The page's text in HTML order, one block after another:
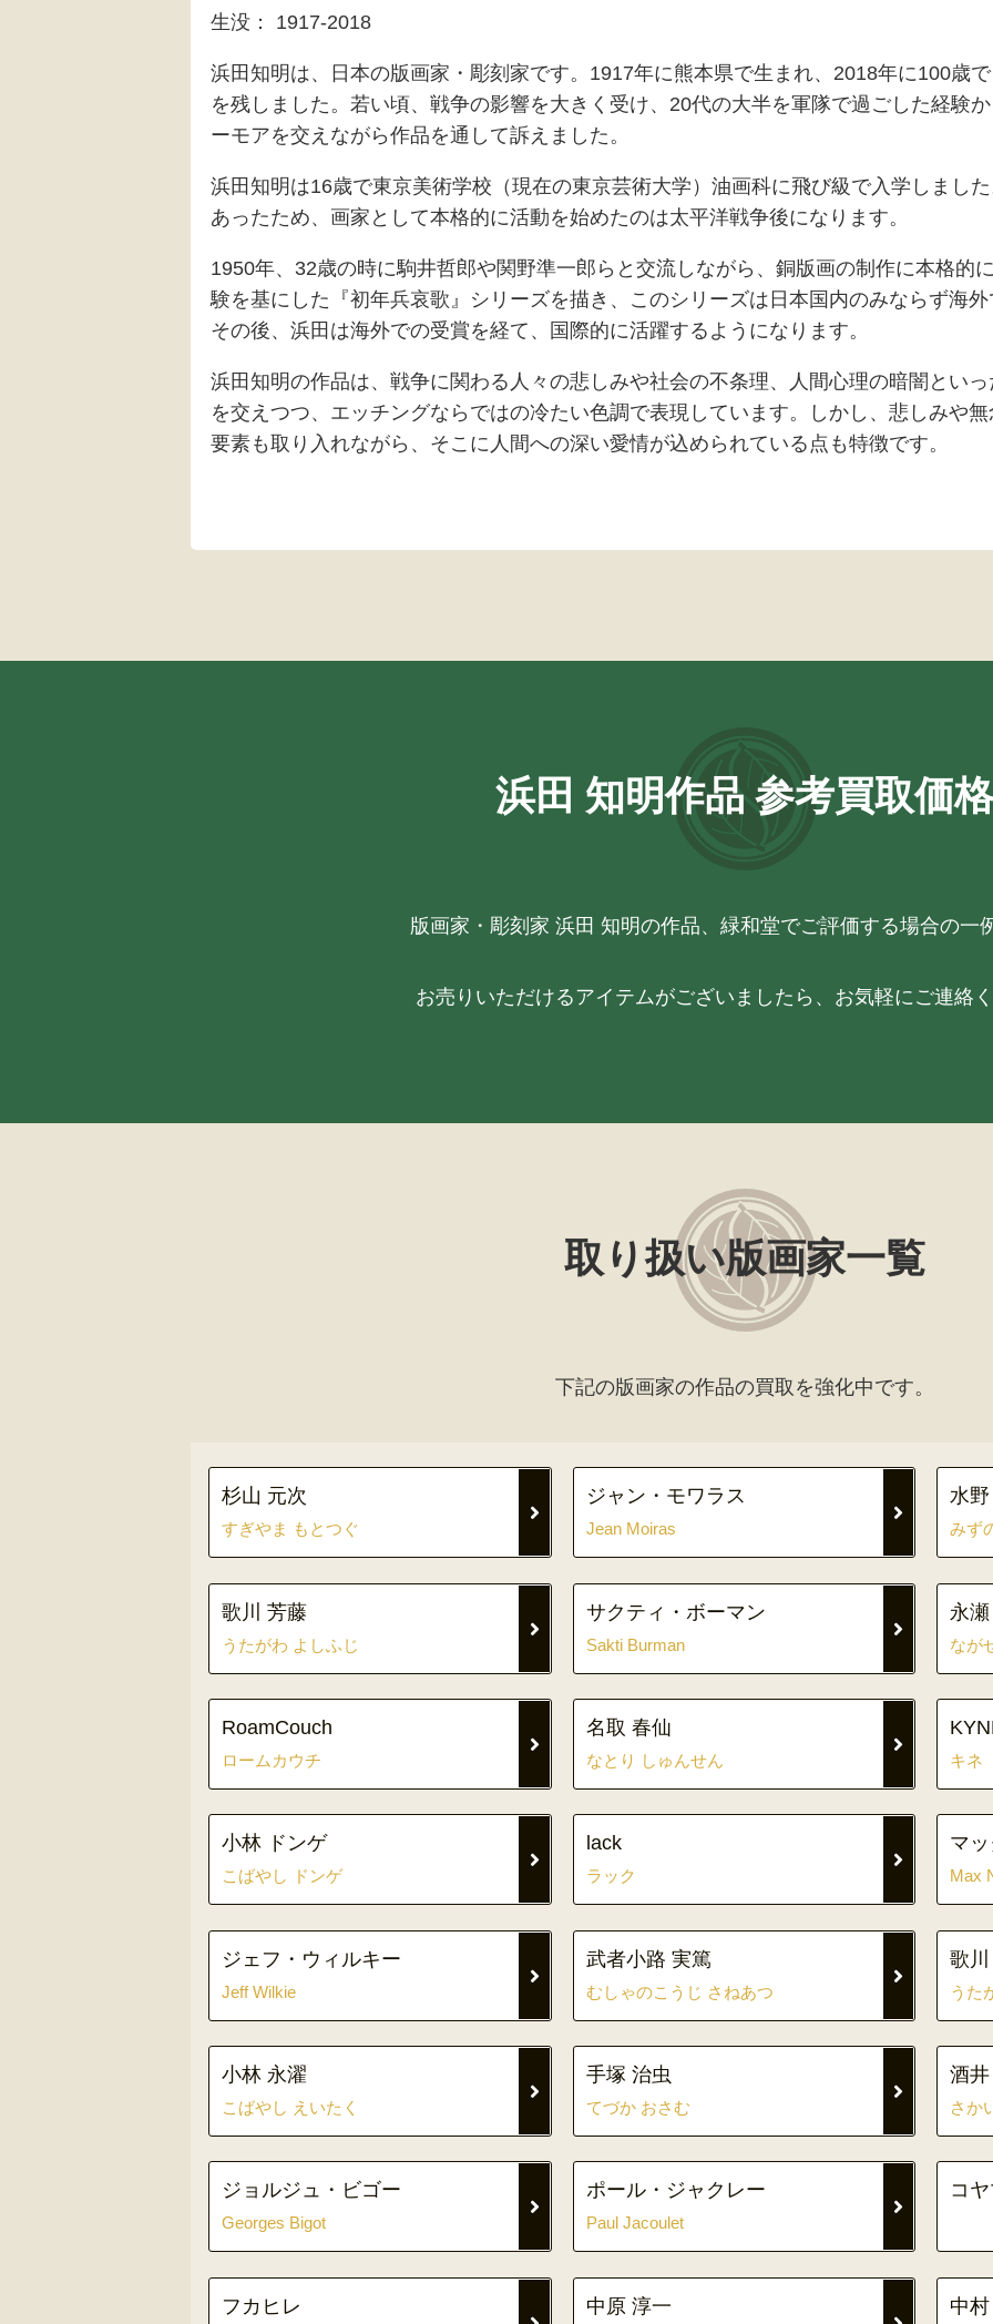
生没： 1917-2018
浜田知明は、日本の版画家・彫刻家です。1917年に熊本県で生まれ、2018年に100歳
を残しました。若い頃、戦争の影響を大きく受け、20代の大半を軍隊で過ごした経験
ーモアを交えながら作品を通して訴えました。
浜田知明は16歳で東京美術学校（現在の東京芸術大学）油画科に飛び級で入学しまし
あったため、画家として本格的に活動を始めたのは太平洋戦争後になります。
1950年、32歳の時に駒井哲郎や関野準一郎らと交流しながら、銅版画の制作に本格的
験を基にした『初年兵哀歌』シリーズを描き、このシリーズは日本国内のみならず海
その後、浜田は海外での受賞を経て、国際的に活躍するようになります。
浜田知明の作品は、戦争に関わる人々の悲しみや社会の不条理、人間心理の暗闇とい
を交えつつ、エッチングならではの冷たい色調で表現しています。しかし、悲しみや
要素も取り入れながら、そこに人間への深い愛情が込められている点も特徴です。
浜田 知明作品 参考買取価格
版画家・彫刻家 浜田 知明の作品、緑和堂でご評価する場合の一
お売りいただけるアイテムがございましたら、お気軽にご連絡
取り扱い版画家一覧
下記の版画家の作品の買取を強化中です。
杉山 元次
すぎやま もとつぐ
ジャン・モワラス
Jean Moiras
水
みず
歌川 芳藤
うたがわ よしふじ
サクティ・ボーマン
Sakti Burman
永
なが
RoamCouch
ロームカウチ
名取 春仙
なとり しゅんせん キネ
小林 ドンゲ
こばやし ドンゲ
lack
ラック
マ
Max
ジェフ・ウィルキー
Jeff Wilkie
武者小路 実篤
むしゃのこうじ さねあつ
歌
うた
小林 永濯
こばやし えいたく
手塚 治虫
てづか おさむ
酒
さか
ジョルジュ・ビゴー
Georges Bigot
ポール・ジャクレー
Paul Jacoulet
コ
フカヒレ 中原 淳一 中